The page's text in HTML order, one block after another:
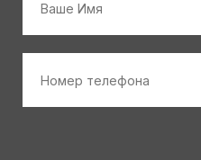
телефона